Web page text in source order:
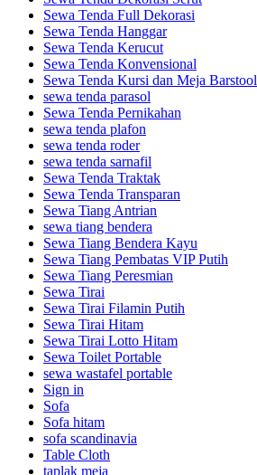
Sewa Tenda Full Dekorasi
Sewa Tenda Hanggar
Sewa Tenda Kerucut
Sewa Tenda Konvensional
Sewa Tenda Kursi dan Meja Barstool
sewa tenda parasol
Sewa Tenda Pernikahan
sewa tenda plafon
sewa tenda roder
sewa tenda sarnafil
Sewa Tenda Traktak
Sewa Tenda Transparan
Sewa Tiang Antrian
sewa tiang bendera
Sewa Tiang Bendera Kayu
Sewa Tiang Pembatas VIP Putih
Sewa Tiang Peresmian
Sewa Tirai
Sewa Tirai Filamin Putih
Sewa Tirai Hitam
Sewa Tirai Lotto Hitam
Sewa Toilet Portable
sewa wastafel portable
Sign in
Sofa
Sofa hitam
sofa scandinavia
Table Cloth
taplak meja